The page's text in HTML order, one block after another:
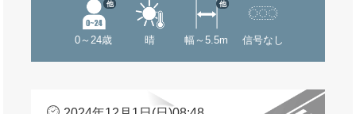
0～24歳
他
晴 幅～5.5m
他
信号なし